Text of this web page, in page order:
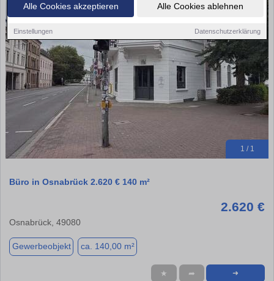
Alle Cookies akzeptieren Alle Cookies ablehnen
Einstellungen Datenschutzerklärung
1 / 1
Büro in Osnabrück 2.620 € 140 m²
2.620 €
Osnabrück, 49080
Gewerbeobjekt ca. 140,00 m²
★ ➦ ➜